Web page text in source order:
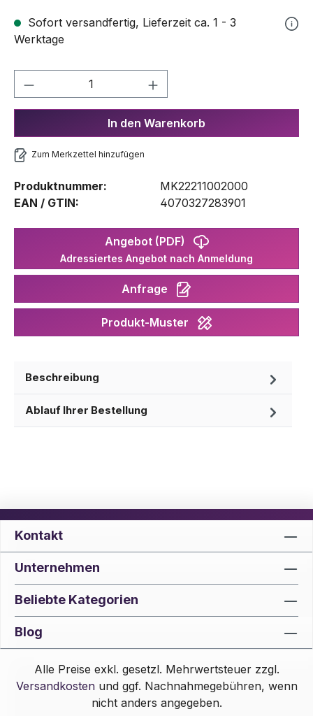
Sofort versandfertig, Lieferzeit ca. 1 - 3
Werktage
Produkt Anzahl: Gib den
In den Warenkorb
Zum Merkzettel hinzufügen
Produktnummer:
MK22211002000
EAN / GTIN:
4070327283901
Angebot (PDF)
Adressiertes Angebot nach Anmeldung
Anfrage
Produkt-Muster
Beschreibung
Ablauf Ihrer Bestellung
Kontakt
Unternehmen
Beliebte Kategorien
Blog
Alle Preise exkl. gesetzl. Mehrwertsteuer zzgl.
Versandkostenund ggf. Nachnahmegebühren, wenn
nicht anders angegeben.